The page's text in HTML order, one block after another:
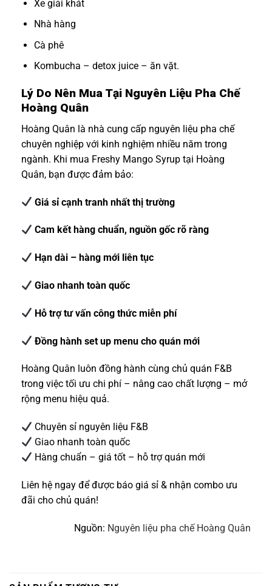
Xe giải khát
Nhà hàng
Cà phê
Kombucha – detox juice – ăn vặt.
Lý Do Nên Mua Tại Nguyên Liệu Pha Chế
Hoàng Quân
Hoàng Quân là nhà cung cấp nguyên liệu pha chế
chuyên nghiệp với kinh nghiệm nhiều năm trong
ngành. Khi mua Freshy Mango Syrup tại Hoàng
Quân, bạn được đảm bảo:
Giá sỉ cạnh tranh nhất thị trường
Cam kết hàng chuẩn, nguồn gốc rõ ràng
Hạn dài – hàng mới liên tục
Giao nhanh toàn quốc
Hỗ trợ tư vấn công thức miễn phí
Đồng hành set up menu cho quán mới
Hoàng Quân luôn đồng hành cùng chủ quán F&B
trong việc tối ưu chi phí – nâng cao chất lượng – mở
rộng menu hiệu quả.
Chuyên sỉ nguyên liệu F&B
Giao nhanh toàn quốc
Hàng chuẩn – giá tốt – hỗ trợ quán mới
Liên hệ ngay để được báo giá sỉ & nhận combo ưu
đãi cho chủ quán!
Nguồn: Nguyên liệu pha chế Hoàng Quân